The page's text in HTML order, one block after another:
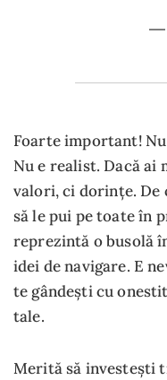
Foarte important!
Nu e realist. Dacă ai
valori, ci dorințe. De
să le pui pe toate în
reprezintă o busolă
idei de navigare. E
te gândești cu
tale.
Merită să investești